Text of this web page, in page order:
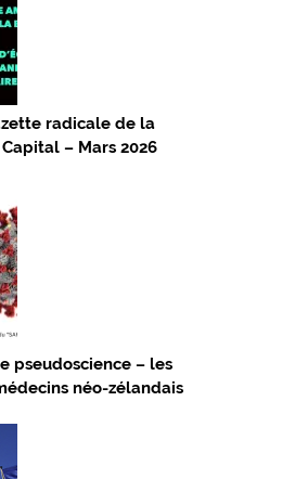
radicale de la
– Mars 2026
pseudoscience – les
néo-zélandais